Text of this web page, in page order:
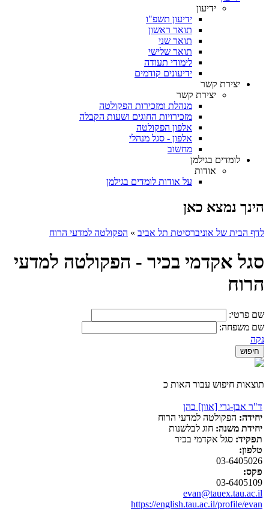
ידיעון
ידיעון תשפ"ו
תואר ראשון
תואר שני
תואר שלישי
לימודי תעודה
ידיעונים קודמים
יצירת קשר
יצירת קשר
מנהלת ומזכירות הפקולטה
מזכירויות החוגים ושעות הקבלה
אלפון הפקולטה
אלפון - סגל מנהלי
מחשוב
לומדים בגילמן
אודות
על אודות לומדים בגילמן
הינך נמצא כאן
לדף הבית של אוניברסיטת תל אביב » הפקולטה למדעי הרוח
סגל אקדמי בכיר - הפקולטה למדעי
הרוח
שם פרטי:
שם משפחה:
נקה
תוצאות חיפוש עבור האות כ
ד"ר אבן-גרי [אוון] כהן
יחידה: הפקולטה למדעי הרוח
יחידת משנה: חוג לבלשנות
תפקיד: סגל אקדמי בכיר
טלפון:
03-6405026
פקס:
03-6405109
evan@tauex.tau.ac.il
https://english.tau.ac.il/profile/evan